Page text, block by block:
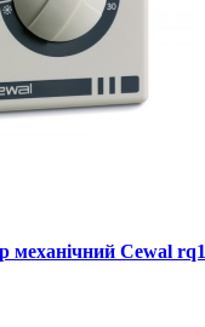
механічний Cewal rq1